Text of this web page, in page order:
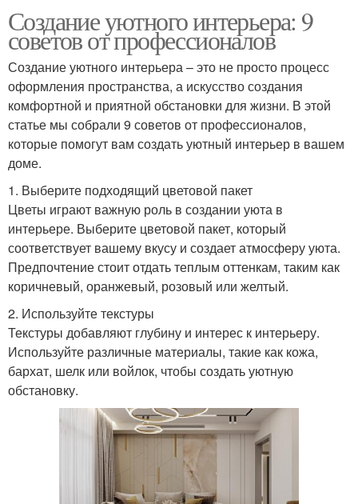
Создание уютного интерьера: 9
советов от профессионалов
Создание уютного интерьера – это не просто процесс
оформления пространства, а искусство создания
комфортной и приятной обстановки для жизни. В этой
статье мы собрали 9 советов от профессионалов,
которые помогут вам создать уютный интерьер в вашем
доме.
1. Выберите подходящий цветовой пакет
Цветы играют важную роль в создании уюта в
интерьере. Выберите цветовой пакет, который
соответствует вашему вкусу и создает атмосферу уюта.
Предпочтение стоит отдать теплым оттенкам, таким как
коричневый, оранжевый, розовый или желтый.
2. Используйте текстуры
Текстуры добавляют глубину и интерес к интерьеру.
Используйте различные материалы, такие как кожа,
бархат, шелк или войлок, чтобы создать уютную
обстановку.